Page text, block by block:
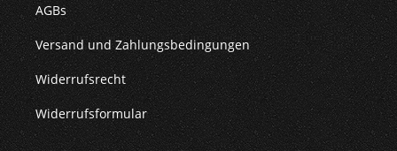
AGBs
Versand und Zahlungsbedingungen
Widerrufsrecht
Widerrufsformular